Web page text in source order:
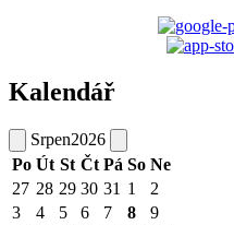
Kalendář
Srpen2026
Po Út St Čt Pá So Ne
27 28 29 30 31 1
2
3
4 5 6 7 8
9